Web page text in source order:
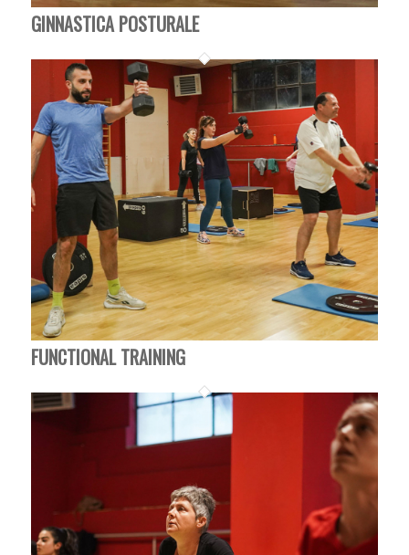
GINNASTICA POSTURALE
FUNCTIONAL TRAINING